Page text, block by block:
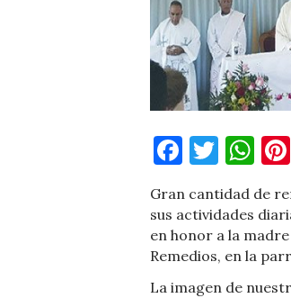
Gran cantidad de
sus actividades
en honor a la
Remedios, en la
La imagen de